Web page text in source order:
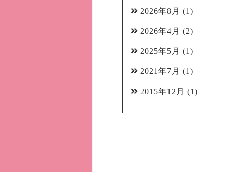
2026年8月 (1)
2026年4月 (2)
2025年5月 (1)
2021年7月 (1)
2015年12月 (1)